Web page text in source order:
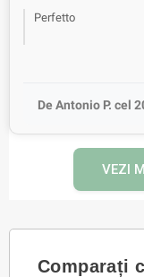
Perfetto
De Antonio P. cel
VEZI
Comparați